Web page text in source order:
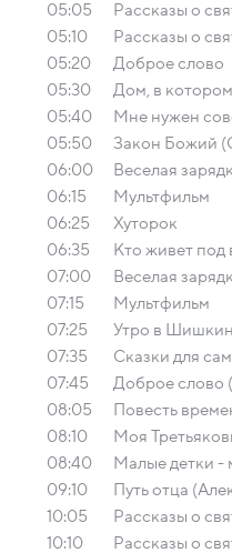
05:05
Рассказы о
05:10
Рассказы о
05:20
Доброе слово
05:30
Дом, в
05:40
Мне нужен
05:50
Закон Божий
06:00
Веселая
06:15
Мультфильм
06:25
Хуторок
06:35
Кто живет под
07:00
Веселая
07:15
Мультфильм
07:25
Утро в
07:35
Сказки для
07:45
Доброе слово
08:05
Повесть
08:10
Моя
08:40
Малые детки -
09:10
Путь отца
10:05
Рассказы о
10:10
Рассказы о